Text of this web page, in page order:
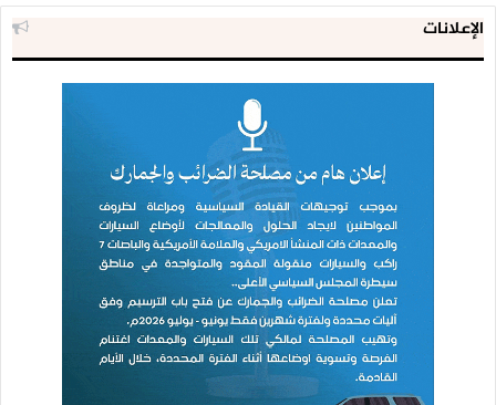
الإعلانات